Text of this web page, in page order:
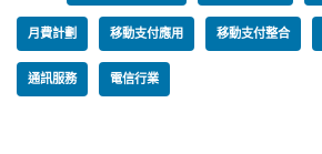
月費計劃 移動支付應用 移動支付整合
通訊服務 電信行業